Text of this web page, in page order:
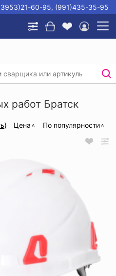
60-95, (991)435-35-95
работ
работ Братск
) Цена
По популярности